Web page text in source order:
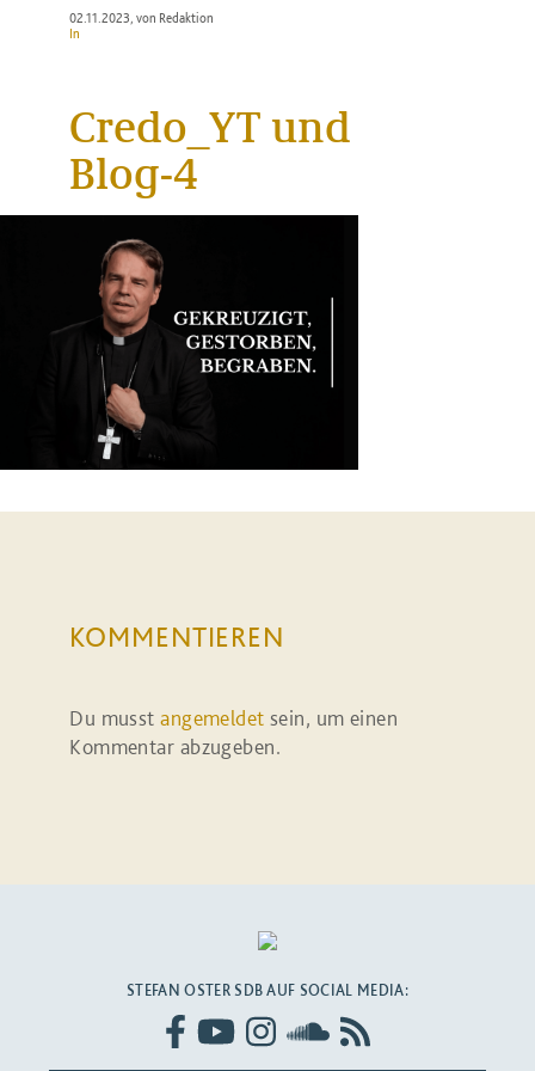
02.11.2023, von Redaktion
In
Credo_YT und
Blog-4
KOMMENTIEREN
Du musstangemeldet sein, um einen
Kommentar abzugeben.
STEFAN OSTER SDB AUF SOCIAL MEDIA: